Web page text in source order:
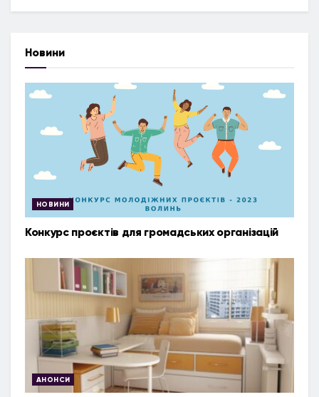
Новини
НОВИНИ
Конкурс проєктів для громадських організацій
АНОНСИ